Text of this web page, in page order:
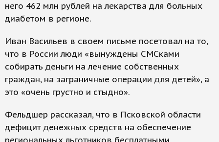
него 462 млн рублей на лекарства для больных
диабетом в регионе.
Иван Васильев в своем письме посетовал на то,
что в России люди «вынуждены СМСками
собирать деньги на лечение собственных
граждан, на заграничные операции для детей», а
это «очень грустно и стыдно».
Фельдшер рассказал, что в Псковской области
дефицит денежных средств на обеспечение